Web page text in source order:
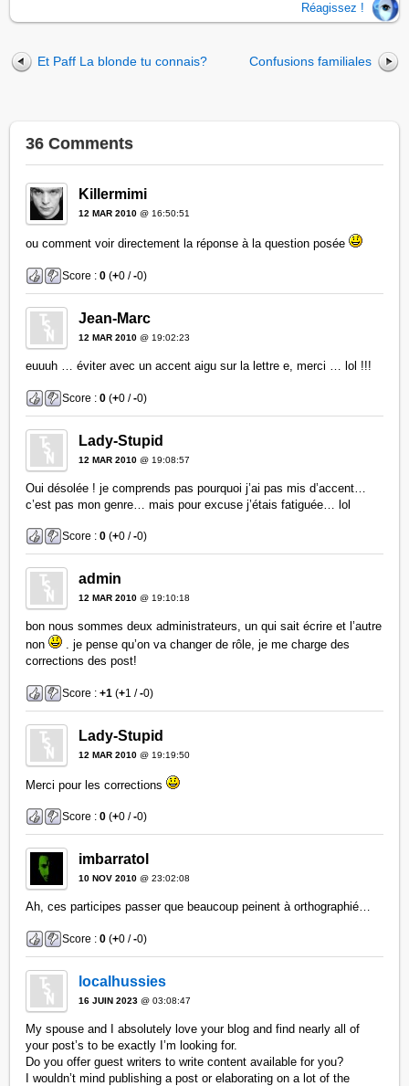
Réagissez !
Et Paff La blonde tu connais? Confusions familiales
36 Comments
Killermimi
12 MAR 2010 @ 16:50:51
ou comment voir directement la réponse à la question posée
Score :0 (+0 /-0)
Jean-Marc
12 MAR 2010 @ 19:02:23
euuuh … éviter avec un accent aigu sur la lettre e, merci … lol !!!
Score :0 (+0 /-0)
Lady-Stupid
12 MAR 2010 @ 19:08:57
Oui désolée ! je comprends pas pourquoi j’ai pas mis d’accent…
c’est pas mon genre… mais pour excuse j’étais fatiguée… lol
Score :0 (+0 /-0)
admin
12 MAR 2010 @ 19:10:18
bon nous sommes deux administrateurs, un qui sait écrire et l’autre
non
. je pense qu’on va changer de rôle, je me charge des
corrections des post!
Score :+1 (+1 /-0)
Lady-Stupid
12 MAR 2010 @ 19:19:50
Merci pour les corrections
Score :0 (+0 /-0)
imbarratol
10 NOV 2010 @ 23:02:08
Ah, ces participes passer que beaucoup peinent à orthographié…
Score :0 (+0 /-0)
localhussies
16 JUIN 2023 @ 03:08:47
My spouse and I absolutely love your blog and find nearly all of
your post’s to be exactly I’m looking for.
Do you offer guest writers to write content available for you?
I wouldn’t mind publishing a post or elaborating on a lot of the